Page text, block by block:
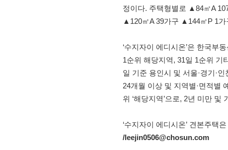
정이다. 주택형별로 ▲84㎡A
▲120㎡A 39가구 ▲144㎡P 1
‘수지자이 에디시온’은 한국부
1순위 해당지역, 31일 1순위 기
일 기준 용인시 및 서울·경기·
24개월 이상 및 지역별·면적별
위 ‘해당지역’으로, 2년 미만 및
‘수지자이 에디시온’ 견본주택
/leejin0506@chosun.com